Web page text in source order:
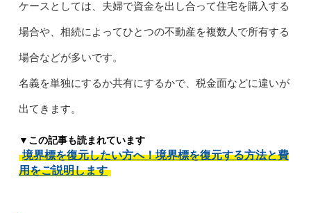
ケースとしては、夫婦で資金を出し合って住宅を購入する
場合や、相続によってひとつの不動産を複数人で所有する
場合などが多いです。
名義を単独にするか共有にするかで、税金面などに違いが
出てきます。
▼この記事も読まれています
境界標を復元したい方へ！境界標を復元する方法と費
用をご説明します